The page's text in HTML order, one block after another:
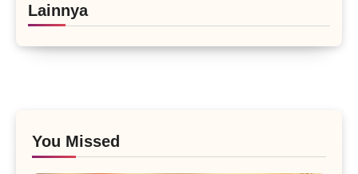
Lainnya
You Missed